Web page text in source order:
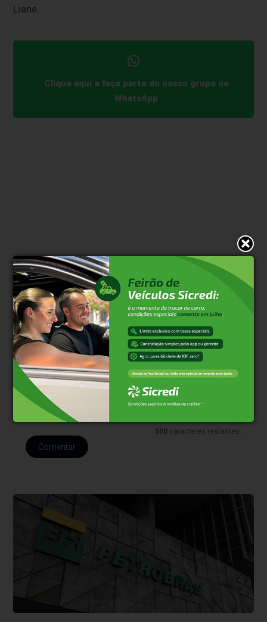
Liane.
Clique aqui e faça parte do nosso grupo no
WhatsApp
* O conteúdo de cada comentário é de responsabilidade de quem
realizá-lo. Nos reservamos ao direito de reprovar ou eliminar
comentários em desacordo com o propósito do site ou que
contenham palavras ofensivas.
500 caracteres restantes.
Comentar